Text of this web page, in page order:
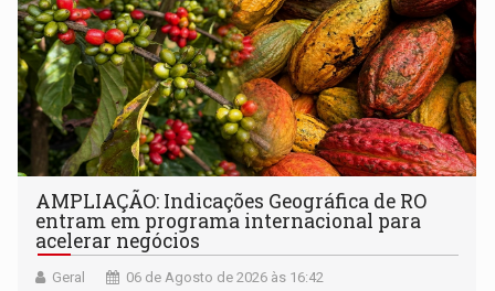
AMPLIAÇÃO: Indicações Geográfica de RO
entram em programa internacional para
acelerar negócios
Geral 06 de Agosto de 2026 às 16:42